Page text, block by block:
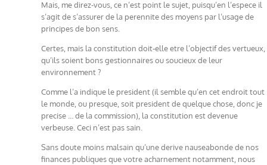
Mais, me direz-vous, ce n’est point le sujet, puisqu’en l’espece il
s’agit de s’assurer de la perennite des moyens par l’usage de
principes de bon sens.
Certes, mais la constitution doit-elle etre l’objectif des vertueux,
qu’ils soient bons gestionnaires ou soucieux de leur
environnement ?
Comme l’a indique le president (il semble qu’en cet endroit tout
le monde, ou presque, soit president de quelque chose, donc je
precise … de la commission), la constitution est devenue
verbeuse. Ceci n’est pas sain.
Sans doute moins malsain qu’une derive nauseabonde de nos
finances publiques que votre acharnement notamment, nous